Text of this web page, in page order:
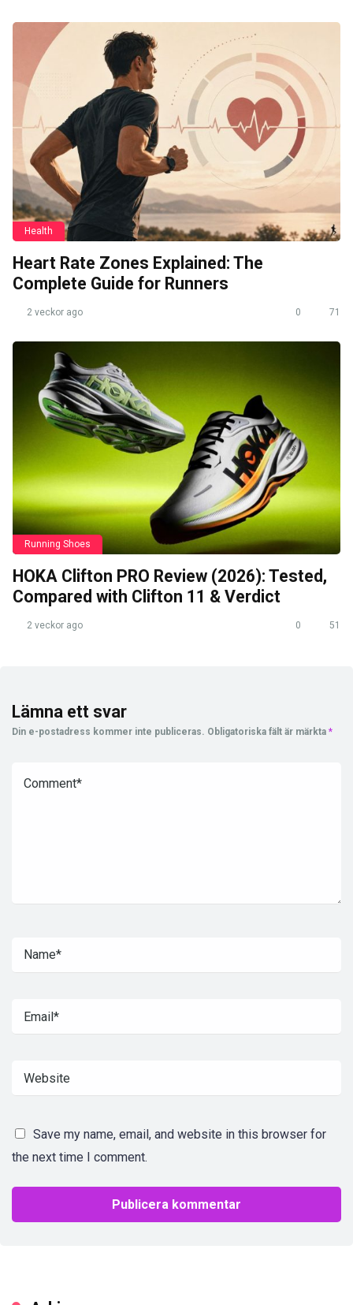
Health
Heart Rate Zones Explained: The
Complete Guide for Runners
2 veckor ago 0 71
Running Shoes
HOKA Clifton PRO Review (2026): Tested,
Compared with Clifton 11 & Verdict
2 veckor ago 0 51
Lämna ett svar
Din e-postadress kommer inte publiceras. Obligatoriska fält är märkta *
Save my name, email, and website in this browser for
the next time I comment.